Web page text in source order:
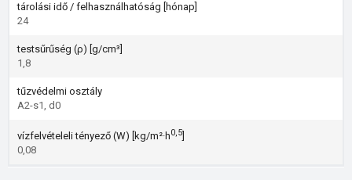
tárolási idő / felhasználhatóság [hónap]
24
testsűrűség (ρ) [g/cm³]
1,8
tűzvédelmi osztály
A2-s1, d0
vízfelvételeli tényező (W) [kg/m²·h0,5]
0,08